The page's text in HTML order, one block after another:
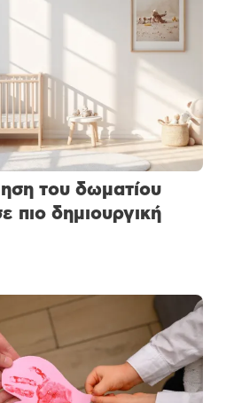
του δωματίου
πιο δημιουργική